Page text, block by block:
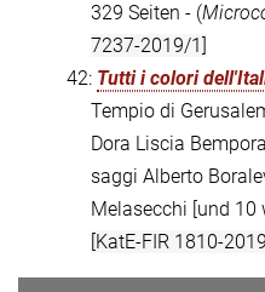
329 Seiten - (
7237-2019/1]
42: Tutti i colori
Tempio di
Dora Liscia
saggi Alberto
Melasecchi [und 10
[KatE-FIR 1810-